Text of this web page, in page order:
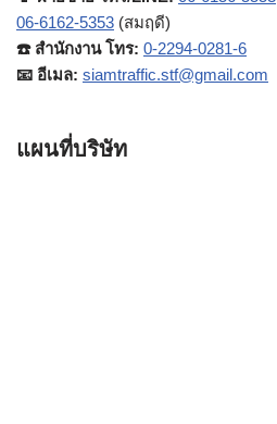
06-6162-5353 (สมฤดี)
☎️ สำนักงาน โทร: 0-2294-0281-6
📧 อีเมล: siamtraffic.stf@gmail.com
แผนที่บริษัท